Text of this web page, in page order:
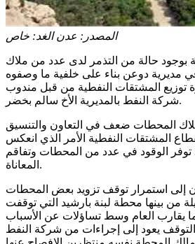
المصدر: عدن الغد: خاص
بوجود حالة من التذمر لدى عدد من ملاك
مديرية دوعن بناء على خلفية ما وصفوه
توزيع المشتقات النفطية من قبل مندوب
شركة النفط بالمديرية الأخ سالم بخضر.
المحطات ضعف في التعاون والتنسيق
المشتقات النفطية الأمر الذي انعكس
الوقود في عدد من المحطات وتفاقم
المعاناة.
إلى استمرار توقف تزويد بعض المحطات
من بينها محطة لبنة بارشيد التي توقفت
يقارب العام وسط تساؤلات عن الأسباب
التوقف يعود إلى إجراءات من شركة النفط